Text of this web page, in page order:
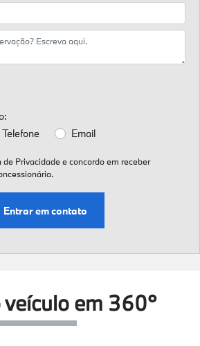
Telefone Email
de Privacidadee concordo em receber
Entrar em contato
em 360°